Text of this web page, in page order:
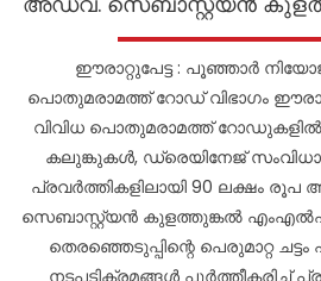
ഈരാറ്റുപേട്ട : പൂഞ്ഞാർ
പൊതുമരാമത്ത് റോഡ് വിഭാഗം
വിവിധ പൊതുമരാമത്ത്
കലുങ്കുകൾ, ഡ്രെയിനേജ്
പ്രവർത്തികളിലായി 90 ലക്ഷം
സെബാസ്റ്റ്യൻ കുളത്തുങ്കൽ എംഎൽഎ
തെരഞ്ഞെടുപ്പിന്റെ പെരുമാറ്റ
നടപടിക്രമങ്ങൾ പൂർത്തീകരിച്ച്